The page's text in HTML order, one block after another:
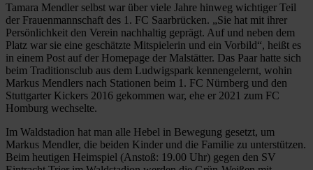
Tamara Mendler selbst war über viele Jahre hinweg wichtiger Teil
der Frauenmannschaft des 1. FC Saarbrücken. „Sie hat mit ihrer
Persönlichkeit den Verein nachhaltig geprägt. Auf und neben dem
Platz war sie eine geschätzte Mitspielerin und ein Vorbild“, heißt es
in einem Post auf der Homepage der Malstätter. Das Paar hatte sich
beim Traditionsclub aus dem Ludwigspark kennengelernt, wohin
Markus Mendlers nach Stationen beim 1. FC Nürnberg und den
Stuttgarter Kickers 2016 gekommen war, ehe er 2021 zum FC
Homburg wechselte.
Im Waldstadion hat man alle Hebel in Bewegung gesetzt, um
Markus Mendler, die beiden Kinder und die Familie zu unterstützen.
Beim heutigen Heimspiel (Anstoß: 19.00 Uhr) gegen den SV